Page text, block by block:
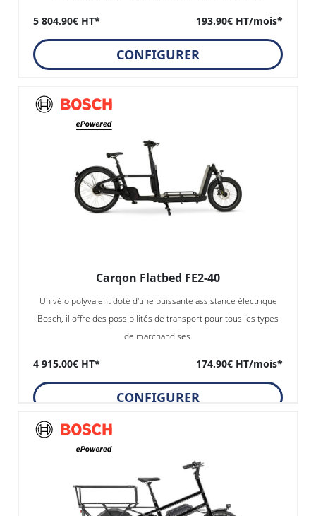
5 804.90€ HT* 193.90€ HT/mois*
CONFIGURER
Carqon Flatbed FE2-40
Un vélo polyvalent doté d'une puissante assistance électrique
Bosch, il offre des possibilités de transport pour tous les types
de marchandises.
4 915.00€ HT* 174.90€ HT/mois*
CONFIGURER